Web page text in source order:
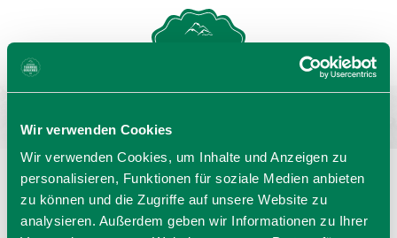
Wir verwenden Cookies
Wir verwenden Cookies, um Inhalte und Anzeigen zu
personalisieren, Funktionen für soziale Medien anbieten
zu können und die Zugriffe auf unsere Website zu
analysieren. Außerdem geben wir Informationen zu Ihrer
Sprache wählen: DE EN IT
GASTGEBERSUCHE